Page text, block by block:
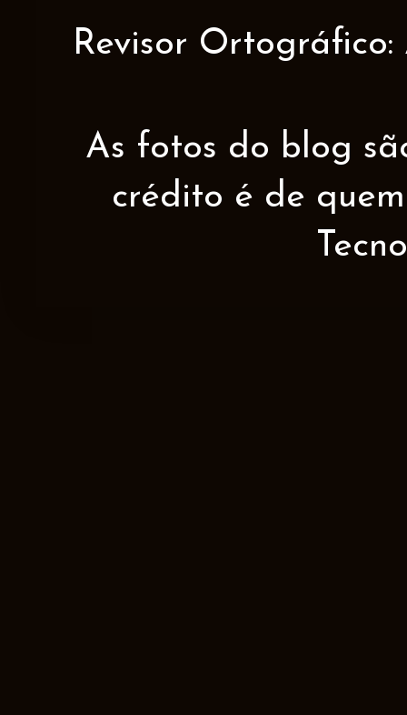
Revisor Ortográfico:
As fotos do blog
crédito é de